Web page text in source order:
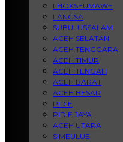
LHOKSEUMAWE
LANGSA
SUBULUSSALAM
ACEH SELATAN
ACEH TENGGARA
ACEH TIMUR
ACEH TENGAH
ACEH BARAT
ACEH BESAR
PIDIE
PIDIE JAYA
ACEH UTARA
SIMEULUE